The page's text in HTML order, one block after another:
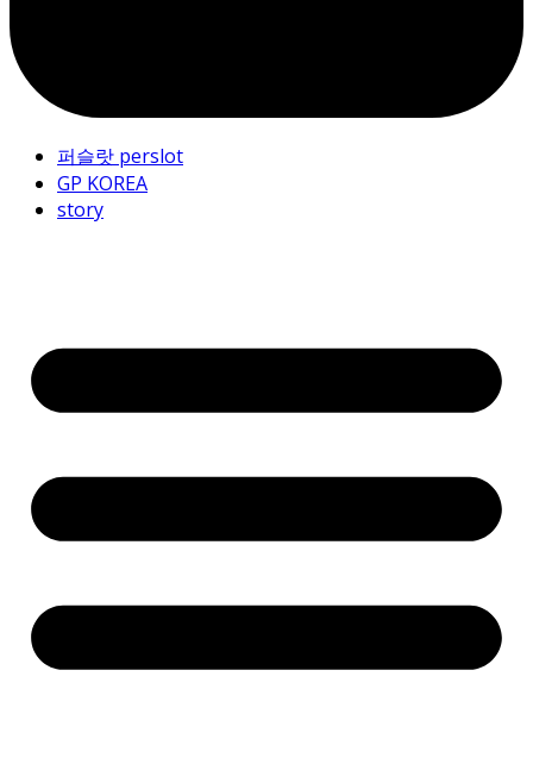
퍼슬랏 perslot
GP KOREA
story